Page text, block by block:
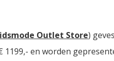
Outlet Store)
en worden